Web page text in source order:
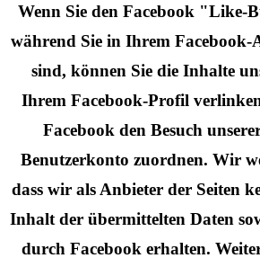
Wenn Sie den Facebook "Like-
während Sie in Ihrem Facebook-
sind, können Sie die Inhalte
Ihrem Facebook-Profil
Facebook den Besuch
Benutzerkonto zuordnen. Wir
dass wir als Anbieter der Seiten
Inhalt der übermittelten Daten
durch Facebook erhalten.